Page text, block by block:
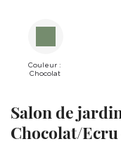
Couleur :
Chocolat
Salon de
Chocolat/Ecru